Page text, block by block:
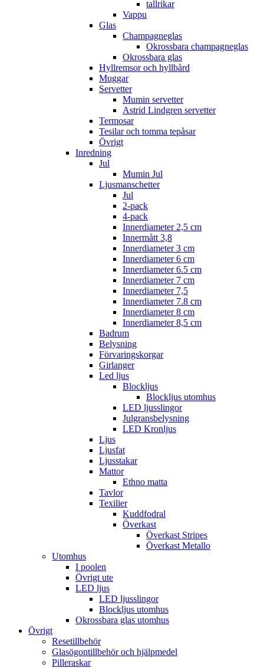
tallrikar
Vappu
Glas
Champagneglas
Okrossbara champagneglas
Okrossbara glas
Hyllremsor och hyllbård
Muggar
Servetter
Mumin servetter
Astrid Lindgren servetter
Termosar
Tesilar och tomma tepåsar
Övrigt
Inredning
Jul
Mumin Jul
Ljusmanschetter
Jul
2-pack
4-pack
Innerdiameter 2,5 cm
Innermått 3,8
Innerdiameter 3 cm
Innerdiameter 6 cm
Innerdiameter 6.5 cm
Innerdiameter 7 cm
Innerdiameter 7,5
Innerdiameter 7.8 cm
Innerdiameter 8 cm
Innerdiameter 8,5 cm
Badrum
Belysning
Förvaringskorgar
Girlanger
Led ljus
Blockljus
Blockljus utomhus
LED ljusslingor
Julgransbelysning
LED Kronljus
Ljus
Ljusfat
Ljusstakar
Mattor
Ethno matta
Tavlor
Texilier
Kuddfodral
Överkast
Överkast Stripes
Överkast Metallo
Utomhus
I poolen
Övrigt ute
LED ljus
LED ljusslingor
Blockljus utomhus
Okrossbara glas utomhus
Övrigt
Resetillbehör
Glasögontillbehör och hjälpmedel
Pilleraskar